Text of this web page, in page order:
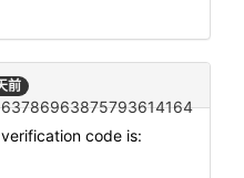
前
63786963875793614164
code is: